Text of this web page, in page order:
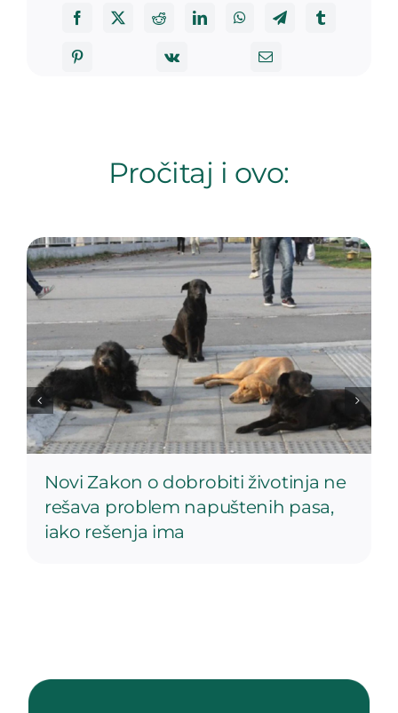
Pročitaj i ovo:
Novi Zakon o dobrobiti životinja ne
rešava problem napuštenih pasa,
iako rešenja ima